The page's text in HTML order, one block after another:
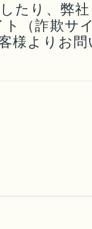
たり、弊
（詐欺サ
様よりお